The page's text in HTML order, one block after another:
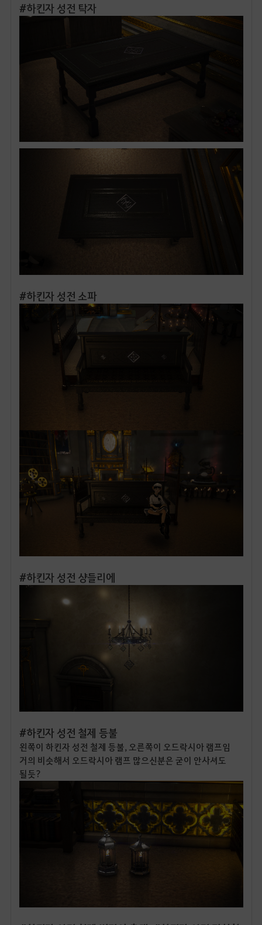
#하킨자 성전 탁자
#하킨자 성전 소파
#하킨자 성전 샹들리에
#하킨자 성전 철제 등불
왼쪽이 하킨자 성전 철제 등불, 오른쪽이 오드락시아 램프임
거의 비슷해서 오드락시아 램프 많으신분은 굳이 안사셔도
될듯?